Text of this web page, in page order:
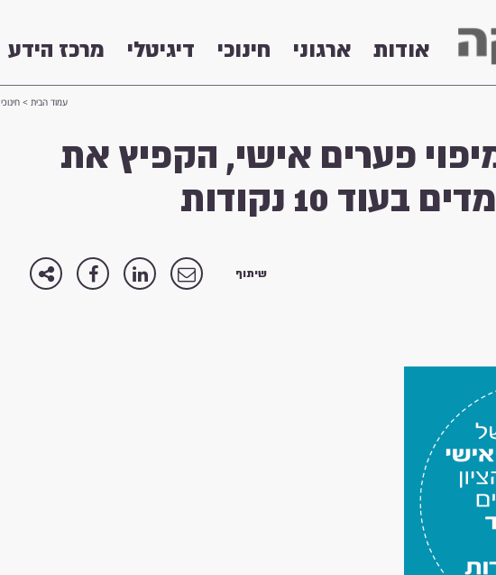
אודות ארגוני חינוכי דיגיטלי מרכז הידע
עמוד הבית >חינוכי
מיפוי פערים אישי, הקפיץ את
10 נקודות
שיתוף